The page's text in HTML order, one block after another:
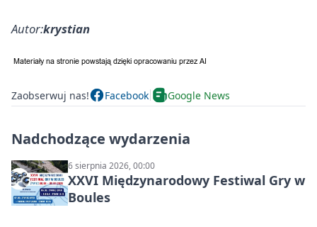
Autor:krystian
Zaobserwuj nas! Facebook Google News
Nadchodzące wydarzenia
6 sierpnia 2026, 00:00
XXVI Międzynarodowy Festiwal Gry w
Boules